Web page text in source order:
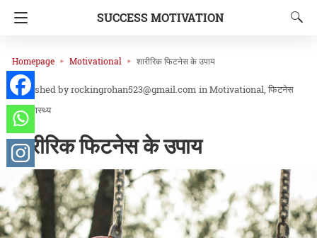
SUCCESS MOTIVATION
Homepage Motivational शारीरिक फिटनेस के उपाय
rockingrohan523@gmail.com inMotivational फिटनेस
और स्वास्थ्य
शारीरिक फिटनेस के उपाय